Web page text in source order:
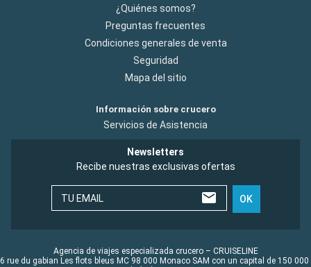
¿Quiénes somos?
Preguntas frecuentes
Condiciones generales de venta
Seguridad
Mapa del sitio
Información sobre crucero
Servicios de Asistencia
Newsletters
Recibe nuestras exclusivas ofertas
TU EMAIL OK
Agencia de viajes especializada crucero – CRUISELINE
rue du gabian Les flots bleus MC 98 000 Monaco SAM con un capital de 150 000